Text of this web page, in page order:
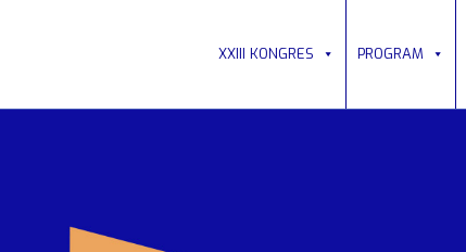
XXIII KONGRES PROGRAM